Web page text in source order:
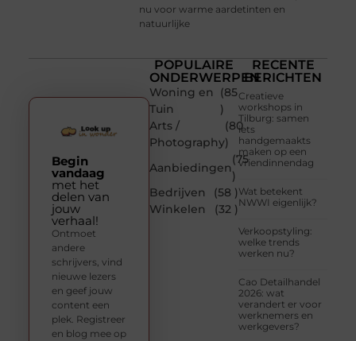
nu voor warme aardetinten en
natuurlijke
POPULAIRE
ONDERWERPEN
Woning en
Tuin
(85
)
Arts /
Photography
(80
)
Aanbiedingen
(75
)
Bedrijven
(58 )
Winkelen
(32 )
RECENTE
BERICHTEN
Creatieve
workshops in
Tilburg: samen
iets
handgemaakts
maken op een
vriendinnendag
Wat betekent
NWWI eigenlijk?
Verkoopstyling:
welke trends
werken nu?
Cao Detailhandel
2026: wat
verandert er voor
werknemers en
werkgevers?
Begin
vandaag
met het
delen van
jouw
verhaal!
Ontmoet
andere
schrijvers, vind
nieuwe lezers
en geef jouw
content een
plek. Registreer
en blog mee op